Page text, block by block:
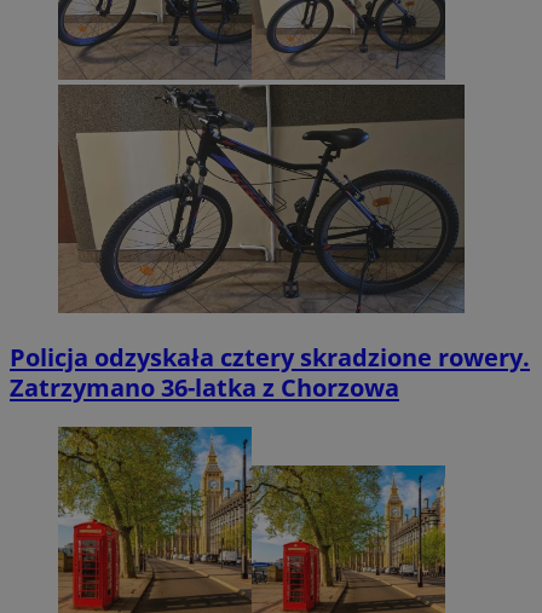
Policja odzyskała cztery skradzione rowery.
Zatrzymano 36-latka z Chorzowa